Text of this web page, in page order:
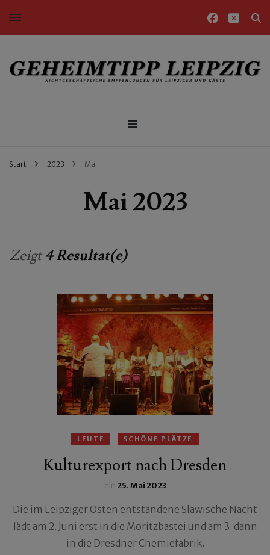
Nichtgeschäftliche Empfehlungen für Leipziger und Gäste
Start 2023 Mai
Mai 2023
Zeigt4 Resultat(e)
LEUTE SCHÖNE PLÄTZE
Kulturexport nach Dresden
ein25. Mai 2023
Die im Leipziger Osten entstandene Slawische Nacht
lädt am 2. Juni erst in die Moritzbastei und am 3. dann
in die Dresdner Chemiefabrik.